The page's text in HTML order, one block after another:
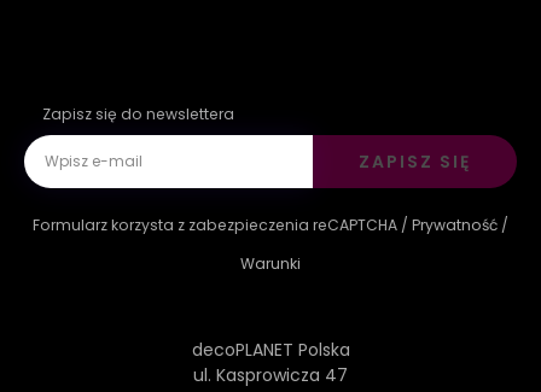
Zapisz się do newslettera
ZAPISZ SIĘ
Formularz korzysta z zabezpieczenia reCAPTCHA / Prywatność /
Warunki
decoPLANET Polska
ul. Kasprowicza 47